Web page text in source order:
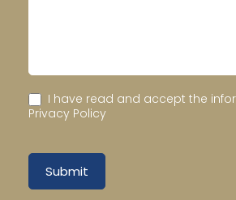
I have read and accept the
Privacy Policy
Submit